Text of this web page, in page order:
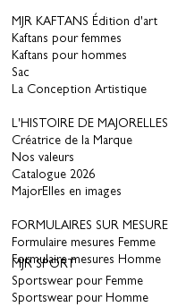
MJR KAFTANS Édition d'art
Kaftans pour femmes
Kaftans pour hommes
Sac
La Conception Artistique
L'HISTOIRE DE MAJORELLES
Créatrice de la Marque
Nos valeurs
Catalogue 2026
MajorElles en images
FORMULAIRES SUR MESURE
Formulaire mesures Femme
Formulaire mesures Homme
MJR SPORT
Sportswear pour Femme
Sportswear pour Homme